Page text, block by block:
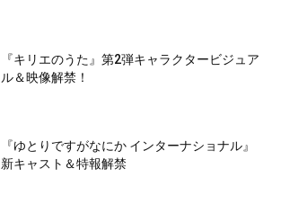
『キリエのうた』第2弾キャラクタービジュア
ル＆映像解禁！
『ゆとりですがなにか インターナショナル』
新キャスト＆特報解禁